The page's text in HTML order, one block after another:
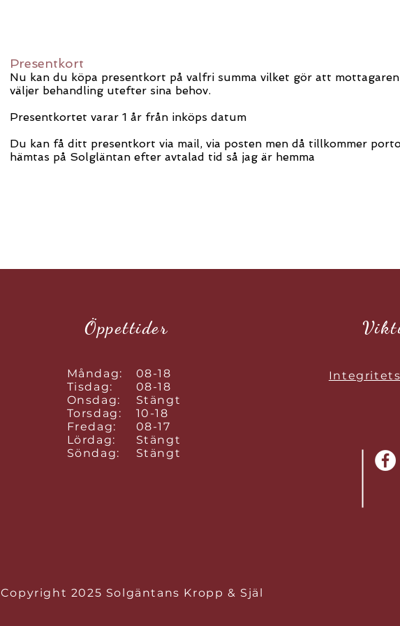
Presentkort
Nu kan du köpa presentkort på valfri summa vilket gör att
väljer behandling utefter sina behov.
Presentkortet varar 1 år från inköps datum
Du kan få ditt presentkort via mail, via posten men då tillkommer
hämtas på Solgläntan efter avtalad tid så jag är hemma
Öppettider
Måndag:
Tisdag:
Onsdag:
Torsdag:
Fredag:
Lördag:
Söndag:
08-18
08-18
Stängt
10-18
08-17
Stängt
Stängt
Copyright 2025 Solgäntans Kropp & Själ